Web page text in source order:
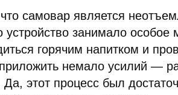
самовар является
устройство занимало
горячим напитком и
немало усилий —
Да, этот процесс был